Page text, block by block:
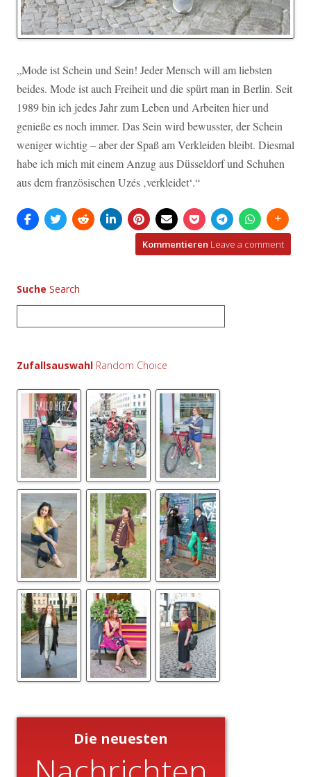
„Mode ist Schein und Sein! Jeder Mensch will am liebsten
beides. Mode ist auch Freiheit und die spürt man in Berlin. Seit
1989 bin ich jedes Jahr zum Leben und Arbeiten hier und
genieße es noch immer. Das Sein wird bewusster, der Schein
weniger wichtig – aber der Spaß am Verkleiden bleibt. Diesmal
habe ich mich mit einem Anzug aus Düsseldorf und Schuhen
aus dem französischen Uzés ‚verkleidet‘.“
Kommentieren Leave a comment
Suche
u
h
Zufallsauswahl
Die neuesten